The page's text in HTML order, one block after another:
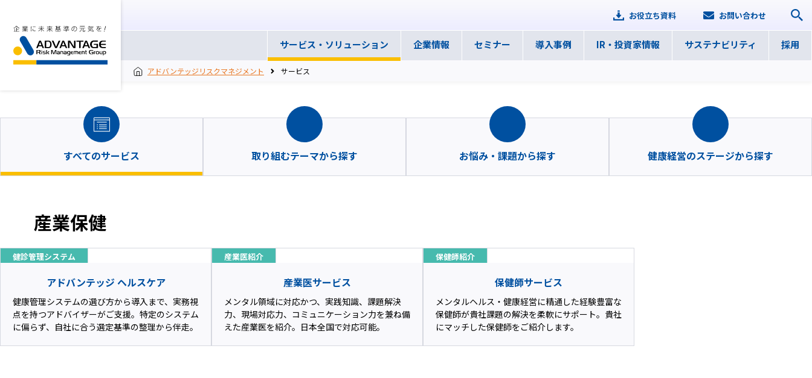
サービス・ ソリューション 企業情報 セミナー 導入事例 IR・ 投資家情報 サステナビリティ 採用
お役立ち資料 お問い合わせ
アドバンテッジリスクマネジメント サービス
すべてのサービス 取り組むテーマから探す お悩み・課題から探す 健康経営のステージから探す
産業保健
健診管理システム
アドバンテッジ ヘルスケア
健康管理システムの選び方から導入まで、実務視
点を持つアドバイザーがご支援。特定のシステム
に偏らず、自社に合う選定基準の整理から伴走。
産業医紹介
産業医サービス
メンタル領域に対応かつ、実践知識、課題解決
力、現場対応力、コミュニケーション力を兼ね備
えた産業医を紹介。日本全国で対応可能。
保健師紹介
保健師サービス
メンタルヘルス・健康経営に精通した経験豊富な
保健師が貴社課題の解決を柔軟にサポート。貴社
にマッチした保健師をご紹介します。